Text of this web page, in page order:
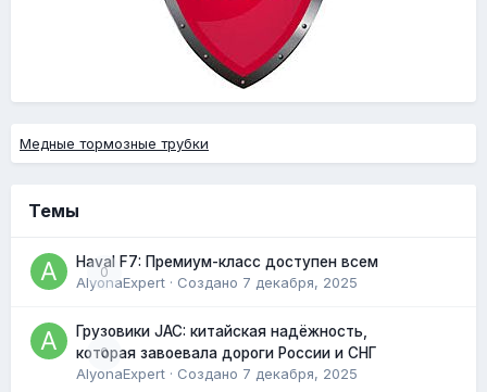
Медные тормозные трубки
Темы
0
Haval F7: Премиум-класс доступен всем
AlyonaExpert · Создано 7 декабря, 2025
0
Грузовики JAC: китайская надёжность,
которая завоевала дороги России и СНГ
AlyonaExpert · Создано 7 декабря, 2025